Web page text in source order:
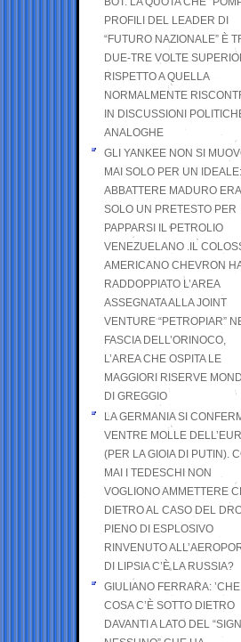
PROFILI DEL LEADER DI
“FUTURO NAZIONALE” È
DUE-TRE VOLTE
RISPETTO A QUELLA
NORMALMENTE
IN DISCUSSIONI
ANALOGHE
GLI YANKEE NON SI
MAI SOLO PER UN IDEALE:
ABBATTERE MADURO ERA
SOLO UN PRETESTO PER
PAPPARSI IL PETROLIO
VENEZUELANO .IL
AMERICANO CHEVRON
RADDOPPIATO L’AREA
ASSEGNATA ALLA JOINT
VENTURE “PETROPIAR”
FASCIA DELL’ORINOCO,
L’AREA CHE OSPITA LE
MAGGIORI RISERVE
DI GREGGIO
LA GERMANIA SI
VENTRE MOLLE
(PER LA GIOIA DI PUTIN).
MAI I TEDESCHI NON
VOGLIONO AMMETTERE
DIETRO AL CASO DEL
PIENO DI ESPLOSIVO
RINVENUTO
DI LIPSIA C’È LA RUSSIA?
GIULIANO FERRARA: ’CHE
COSA C’È SOTTO DIETRO
DAVANTI A LATO DEL